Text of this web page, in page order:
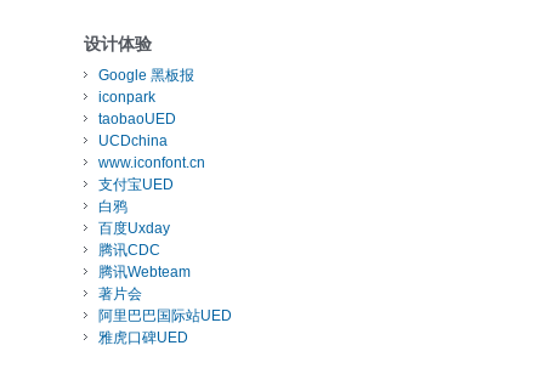
设计体验
Google 黑板报
iconpark
taobaoUED
UCDchina
www.iconfont.cn
支付宝UED
白鸦
百度Uxday
腾讯CDC
腾讯Webteam
著片会
阿里巴巴国际站UED
雅虎口碑UED